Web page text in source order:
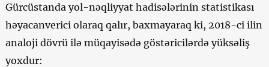
Gürcüstanda yol-nəqliyyat hadisələrinin statistikası
həyacanverici olaraq qalır, baxmayaraq ki, 2018-ci ilin
analoji dövrü ilə müqayisədə göstəricilərdə yüksəliş
yoxdur: